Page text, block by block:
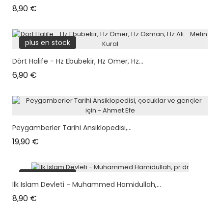
8,90 €
plus en stock
Dört Halife - Hz Ebubekir, Hz Ömer, Hz...
6,90 €
Peygamberler Tarihi Ansiklopedisi,...
19,90 €
plus en stock
Ilk Islam Devleti - Muhammed Hamidullah,...
8,90 €